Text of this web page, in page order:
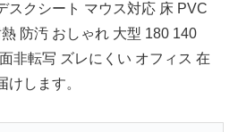
スクシート マウス対応 床 PVC
防汚 おしゃれ 大型 180 140
非転写 ズレにくい オフィス 在
します。